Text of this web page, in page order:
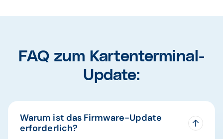
FAQ zum Kartenterminal-
Update:
Warum ist das Firmware-Update
erforderlich?